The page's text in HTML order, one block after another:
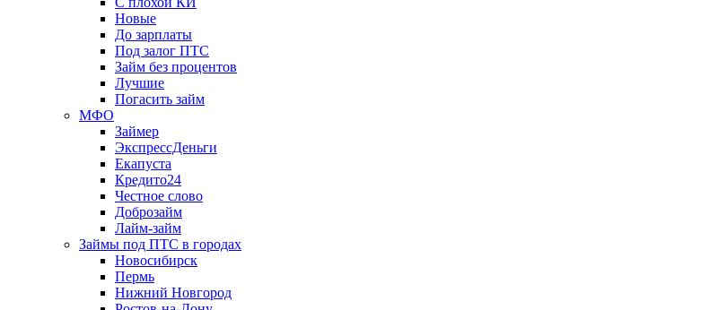
Новые
До зарплаты
Под залог ПТС
Займ без процентов
Лучшие
Погасить займ
МФО
Займер
ЭкспрессДеньги
Екапуста
Кредито24
Честное слово
Доброзайм
Лайм-займ
Займы под ПТС в городах
Новосибирск
Пермь
Нижний Новгород